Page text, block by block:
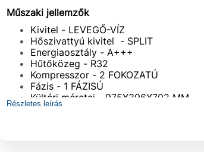
Műszaki jellemzők
Kivitel - LEVEGŐ-VÍZ
Hőszivattyú kivitel - SPLIT
Energiaosztály - A+++
Hűtőközeg - R32
Kompresszor - 2 FOKOZATÚ
Fázis - 1 FÁZISÚ
Kültéri méretei - 975X396X702 MM
Hűtőteljesítmény - 5,8 KW
Részletes leírás